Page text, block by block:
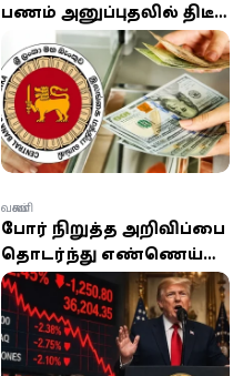
பணம் அனுப்புதலில் திடீர்
சரிவு: ஜூன் மாதத்தில் 152
மில்லியன் டொலர்
குறைவு!
போர் நிறுத்த அறிவிப்பை
தொடர்ந்து எண்ணெய்
விலைகள் தொடர்ந்து
சரிவு
வணிகம்